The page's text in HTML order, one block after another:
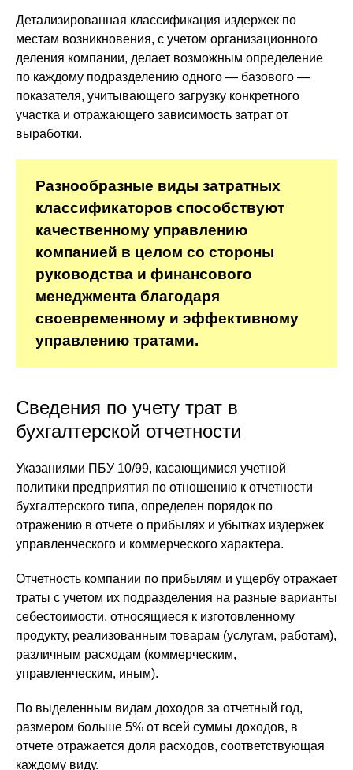
Детализированная классификация издержек по
местам возникновения, с учетом организационного
деления компании, делает возможным определение
по каждому подразделению одного — базового —
показателя, учитывающего загрузку конкретного
участка и отражающего зависимость затрат от
выработки.
Разнообразные виды затратных
классификаторов способствуют
качественному управлению
компанией в целом со стороны
руководства и финансового
менеджмента благодаря
своевременному и эффективному
управлению тратами.
Сведения по учету трат в
бухгалтерской отчетности
Указаниями ПБУ 10/99, касающимися учетной
политики предприятия по отношению к отчетности
бухгалтерского типа, определен порядок по
отражению в отчете о прибылях и убытках издержек
управленческого и коммерческого характера.
Отчетность компании по прибылям и ущербу отражает
траты с учетом их подразделения на разные варианты
себестоимости, относящиеся к изготовленному
продукту, реализованным товарам (услугам, работам),
различным расходам (коммерческим,
управленческим, иным).
По выделенным видам доходов за отчетный год,
размером больше 5% от всей суммы доходов, в
отчете отражается доля расходов, соответствующая
каждому виду.